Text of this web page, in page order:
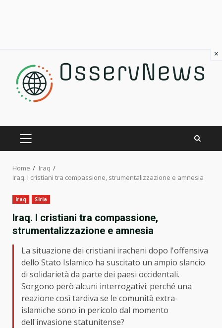
content
PRIMARY
MENU
Home
Iraq
Iraq. I cristiani tra compassione, strumentalizzazione e amnesia
Iraq Siria
Iraq. I cristiani tra compassione,
strumentalizzazione e amnesia
La situazione dei cristiani iracheni dopo l'offensiva
dello Stato Islamico ha suscitato un ampio slancio
di solidarietà da parte dei paesi occidentali.
Sorgono però alcuni interrogativi: perché una
reazione così tardiva se le comunità extra-
islamiche sono in pericolo dal momento
dell'invasione statunitense?
×